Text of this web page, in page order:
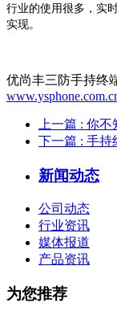
行业的使用很多，实
实现。
优尚丰三防手持终
上一篇 : 你不
下一篇 : 手持
新闻动态
公司动态
行业资讯
媒体报道
产品资讯
为您推荐